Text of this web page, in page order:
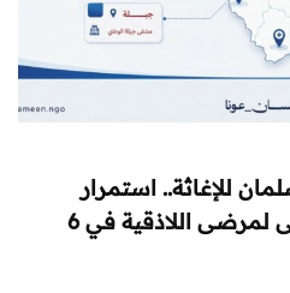
للإغاثة.. استمرار
تأمين أدوية غسيل الكلى لمرضى اللاذقية في 6